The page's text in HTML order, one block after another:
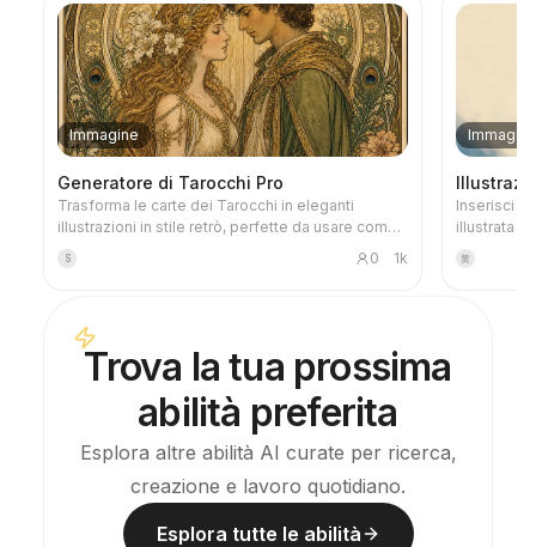
Immagine
Generatore di Tarocchi Pro
Trasforma le carte dei Tarocchi in eleganti
illustrazioni in stile retrò, perfette da usare come
sfondo per il telefono. Basta indicare il tema
preferito (come la mitologia norrena, un anime o
coerenti e ricche di significato. Supporta il set
completo di 78 carte, singoli gruppi o una
selezione personalizzata. Le illustrazioni sono
raffinate e durature, senza la plastica effetto
tipica dell'AI. Può essere integrato con le attività
pianificate di YouMind per una pescata
automatica ogni mattina con interpretazione
(richiede la configurazione autonoma dell'attività
pianificata).
S 0 1k
Inserisci
illustrata
a
黄
Trova la tua prossima
abilità preferita
Esplora altre abilità AI curate per ricerca,
creazione e lavoro quotidiano.
Esplora tutte le abilità